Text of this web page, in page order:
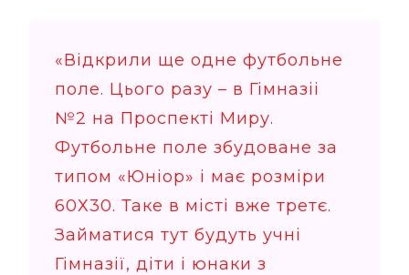
«Відкрили ще одне футбольне
поле. Цього разу – в Гімназіі
№2 на Проспекті Миру.
Футбольне поле збудоване за
типом «Юніор» і має розміри
60Х30. Таке в місті вже третє.
Займатися тут будуть учні
Гімназії, діти і юнаки з